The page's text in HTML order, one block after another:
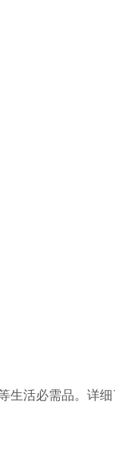
生活必需品。详细